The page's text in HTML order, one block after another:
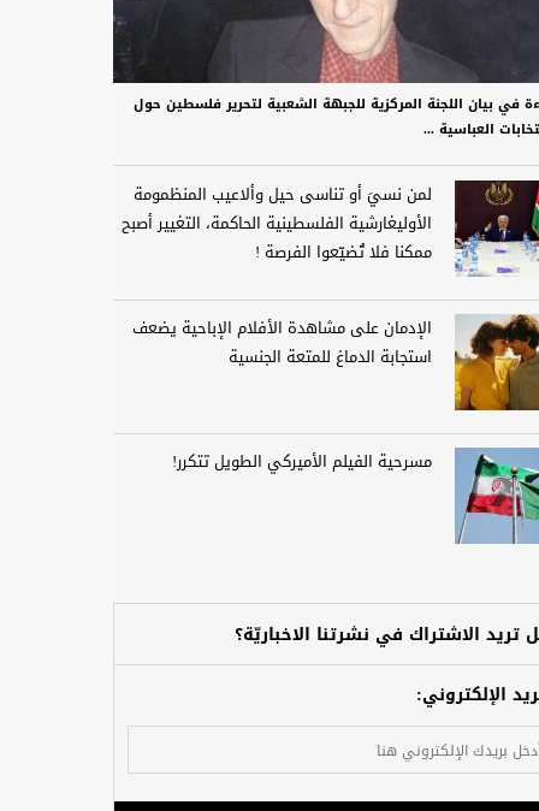
في بيان اللجنة المركزية للجبهة الشعبية لتحرير فلسطين حول
العباسية ...
لمن نسيَ أو تناسى حيل وألاعيب المنظمومة
الأوليغارشية الفلسطينية الحاكمة، التغيير أصبح
ممكنا فلا تُضيّعوا الفرصة !
الإدمان على مشاهدة الأفلام الإباحية يضعف
استجابة الدماغ للمتعة الجنسية
مسرحية الفيلم الأميركي الطويل تتكرر!
تريد الاشتراك في نشرتنا الاخباريّة؟
الإلكتروني: